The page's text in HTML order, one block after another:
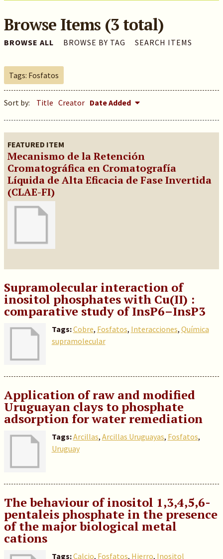
Browse Items (3 total)
BROWSE ALL BROWSE BY TAG SEARCH ITEMS
Tags: Fosfatos
Sort by: Title Creator Date Added
FEATURED ITEM
Mecanismo de la Retención
Cromatográfica en Cromatografía
Líquida de Alta Eficacia de Fase Invertida
(CLAE-FI)
Supramolecular interaction of
inositol phosphates with Cu(II) :
comparative study of InsP6–InsP3
Tags:Cobre, Fosfatos, Interacciones, Química
supramolecular
Application of raw and modified
Uruguayan clays to phosphate
adsorption for water remediation
Tags:Arcillas, Arcillas Uruguayas, Fosfatos,
Uruguay
The behaviour of inositol 1,3,4,5,6-
pentaleis phosphate in the presence
of the major biological metal
cations
Tags:Calcio, Fosfatos, Hierro, Inositol